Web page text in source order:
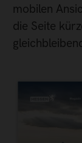
mobilen
die Seite